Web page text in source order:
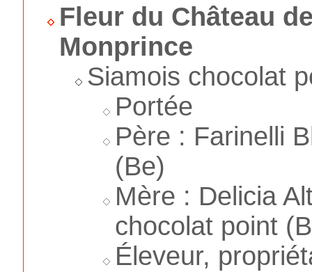
Fleur du Château
Monprince
Siamois chocolat
Portée
Père : Farinelli
(Be)
Mère : Delicia
chocolat point
Éleveur,